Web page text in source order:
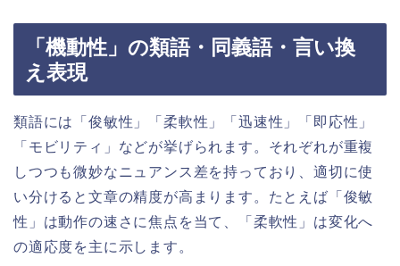
「機動性」の類語・同義語・言い換
え表現
類語には「俊敏性」「柔軟性」「迅速性」「即応性」
「モビリティ」などが挙げられます。それぞれが重複
しつつも微妙なニュアンス差を持っており、適切に使
い分けると文章の精度が高まります。たとえば「俊敏
性」は動作の速さに焦点を当て、「柔軟性」は変化へ
の適応度を主に示します。